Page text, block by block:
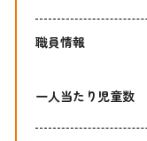
職員情報
一人当たり児童数